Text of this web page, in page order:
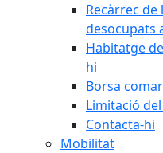
Recàrrec
desocupats
Habitatge
hi
Borsa
Limitació
Contacta-hi
Mobilitat